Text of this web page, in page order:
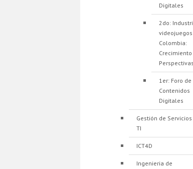
Digitales
2do:
Colombia:
Crecimiento
Perspectivas
1er: Foro de
Contenidos
Digitales
Gestión de Servicios
TI
ICT4D
Ingenieria de